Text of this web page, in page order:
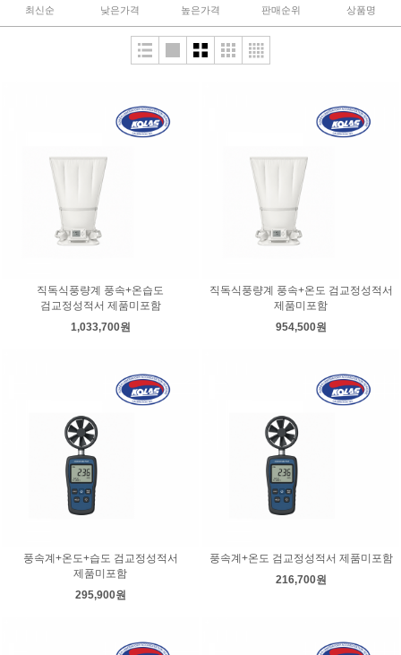
최신순 낮은가격 높은가격 판매순위 상품명
직독식풍량계 풍속+온습도
검교정성적서 제품미포함
1,033,700원
직독식풍량계 풍속+온도 검교정성적서
제품미포함
954,500원
풍속계+온도+습도 검교정성적서
제품미포함
295,900원
풍속계+온도 검교정성적서 제품미포함
216,700원